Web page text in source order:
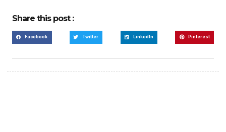
Share this post :
Facebook Twitter LinkedIn Pinterest